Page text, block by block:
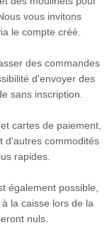
vous invitons
le compte créé.
des commandes
d'envoyer des
sans inscription.
cartes de paiement,
d'autres commodités
rapides.
également possible,
la caisse lors de la
nuls.